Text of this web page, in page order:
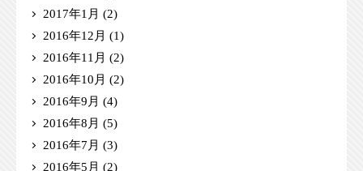
2017年1月 (2)
2016年12月 (1)
2016年11月 (2)
2016年10月 (2)
2016年9月 (4)
2016年8月 (5)
2016年7月 (3)
2016年5月 (2)